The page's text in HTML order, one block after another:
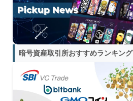
暗号資産取引所おすすめランキング